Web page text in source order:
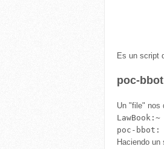
Es un script
poc-bbot
Un "file" nos
Haciendo